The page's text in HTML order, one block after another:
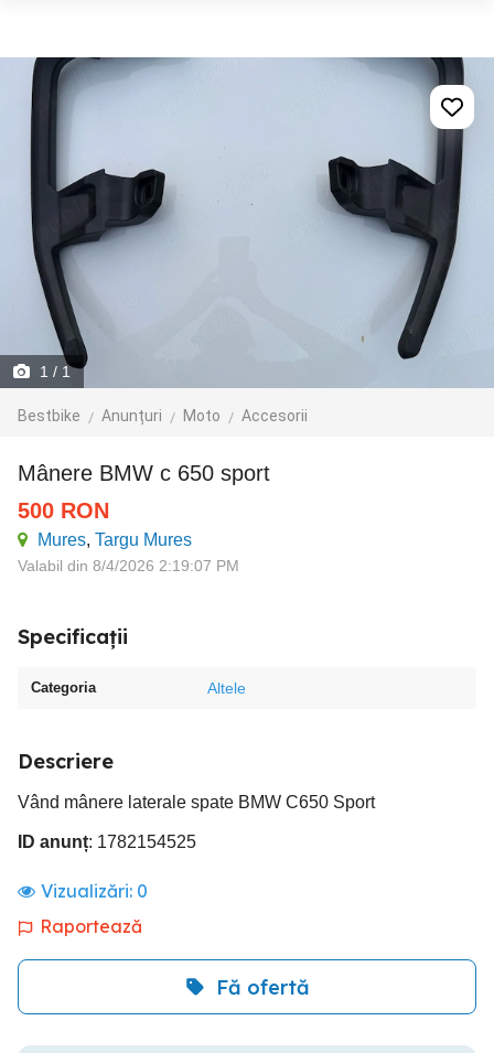
1 / 1
Bestbike Anunțuri Moto Accesorii
Mânere BMW c 650 sport
500 RON
Mures, Targu Mures
Valabil din 8/4/2026 2:19:07 PM
Specificații
Categoria Altele
Descriere
Vând mânere laterale spate BMW C650 Sport
ID anunț: 1782154525
Vizualizări: 0
Raportează
Fă ofertă